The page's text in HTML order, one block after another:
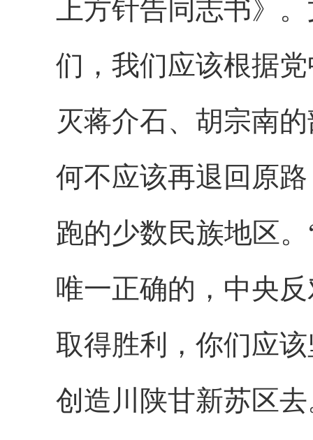
上方针告同志书》
们，我们应该根据
灭蒋介石、胡宗南
何不应该再退回原
跑的少数民族地区
唯一正确的，中央
取得胜利，你们应
创造川陕甘新苏区